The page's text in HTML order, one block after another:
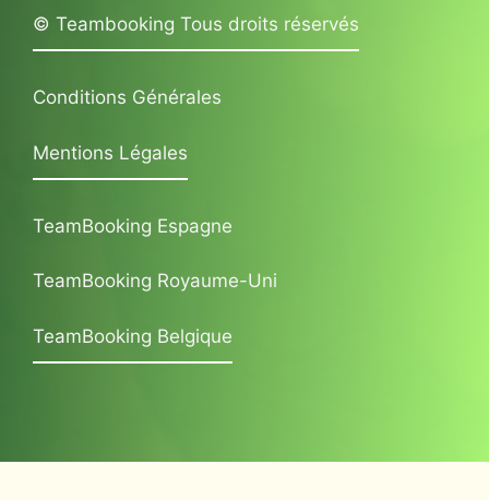
© Teambooking Tous droits réservés
Conditions Générales
Mentions Légales
TeamBooking Espagne
TeamBooking Royaume-Uni
TeamBooking Belgique